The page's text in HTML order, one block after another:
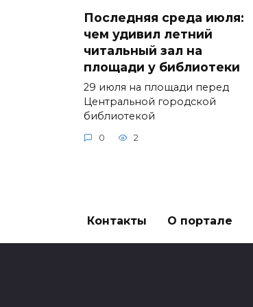
Последняя среда июля:
чем удивил летний
читальный зал на
площади у библиотеки
29 июля на площади перед
Центральной городской
библиотекой
0 2
Контакты О портале